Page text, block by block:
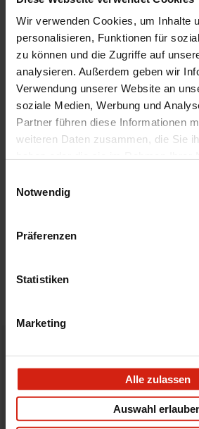
Wir verwenden Cookies, um Inhalte
personalisieren, Funktionen für
zu können und die Zugriffe auf
analysieren. Außerdem geben wir
Verwendung unserer Website an
soziale Medien, Werbung und
Partner führen diese Informationen
weiteren Daten zusammen, die Sie
Notwendig
Präferenzen
Statistiken
Marketing
Alle zulassen
Auswahl
Vorne/Hinten
Hinten
Automarkenname
Volkswagen
Automodell Name
Golf
Material
ABS Plastik
Universal
Nein
Nicht zufrieden?
Du hast immer eine 14-tägige